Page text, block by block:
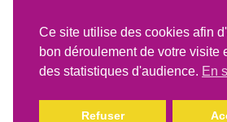
BEAUCE
Richard LaverydansATELIER DU
Ce site utilise des cookies afin
bon déroulement de votre visite
des statistiques d'audience. En
Refuser